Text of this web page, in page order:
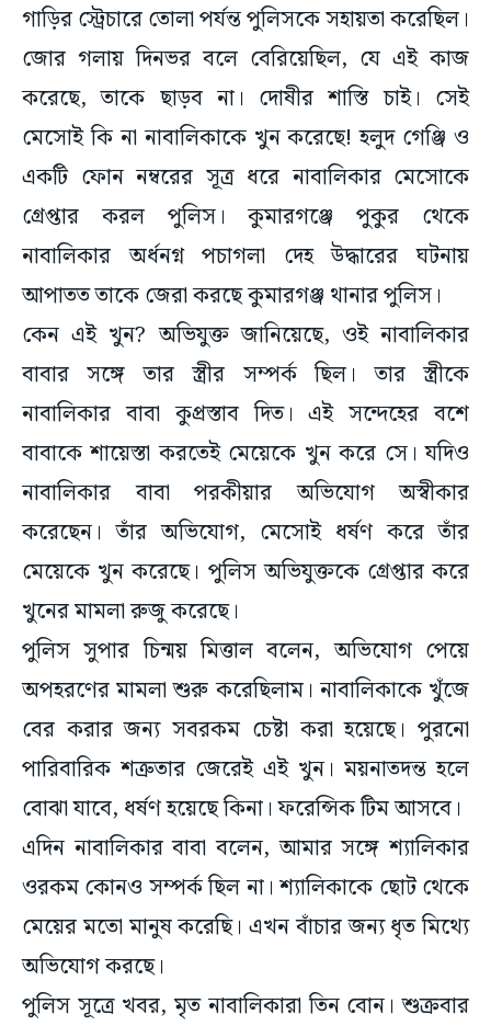
গাড়ির স্ট্রেচারে তোলা পর্যন্ত পুলিসকে সহায়তা করেছিল।
জোর গলায় দিনভর বলে বেরিয়েছিল, যে এই কাজ
করেছে, তাকে ছাড়ব না। দোষীর শাস্তি চাই। সেই
মেসোই কি না নাবালিকাকে খুন করেছে! হলুদ গেঞ্জি ও
একটি ফোন নম্বরের সূত্র ধরে নাবালিকার মেসোকে
গ্রেপ্তার করল পুলিস। কুমারগঞ্জে পুকুর থেকে
নাবালিকার অর্ধনগ্ন পচাগলা দেহ উদ্ধারের ঘটনায়
আপাতত তাকে জেরা করছে কুমারগঞ্জ থানার পুলিস।
কেন এই খুন? অভিযুক্ত জানিয়েছে, ওই নাবালিকার
বাবার সঙ্গে তার স্ত্রীর সম্পর্ক ছিল। তার স্ত্রীকে
নাবালিকার বাবা কুপ্রস্তাব দিত। এই সন্দেহের বশে
বাবাকে শায়েস্তা করতেই মেয়েকে খুন করে সে। যদিও
নাবালিকার বাবা পরকীয়ার অভিযোগ অস্বীকার
করেছেন। তাঁর অভিযোগ, মেসোই ধর্ষণ করে তাঁর
মেয়েকে খুন করেছে। পুলিস অভিযুক্তকে গ্রেপ্তার করে
খুনের মামলা রুজু করেছে।
পুলিস সুপার চিন্ময় মিত্তাল বলেন, অভিযোগ পেয়ে
অপহরণের মামলা শুরু করেছিলাম। নাবালিকাকে খুঁজে
বের করার জন্য সবরকম চেষ্টা করা হয়েছে। পুরনো
পারিবারিক শত্রুতার জেরেই এই খুন। ময়নাতদন্ত হলে
বোঝা যাবে, ধর্ষণ হয়েছে কিনা। ফরেন্সিক টিম আসবে।
এদিন নাবালিকার বাবা বলেন, আমার সঙ্গে শ্যালিকার
ওরকম কোনও সম্পর্ক ছিল না। শ্যালিকাকে ছোট থেকে
মেয়ের মতো মানুষ করেছি। এখন বাঁচার জন্য ধৃত মিথ্যে
অভিযোগ করছে।
পুলিস সূত্রে খবর, মৃত নাবালিকারা তিন বোন। শুক্রবার